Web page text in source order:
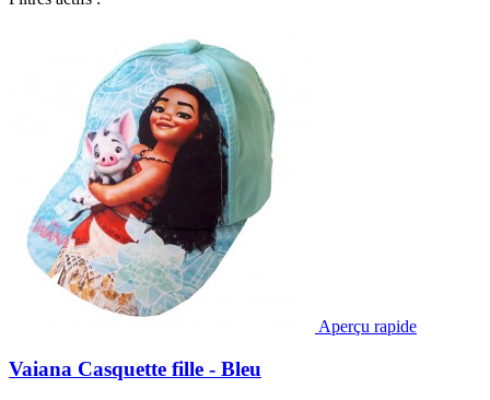
Aperçu rapide
Vaiana Casquette fille - Bleu